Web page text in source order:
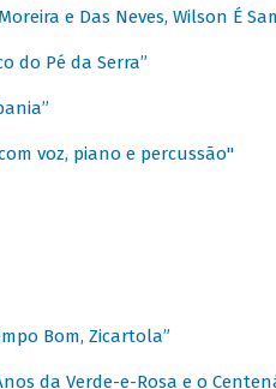
Moreira e Das Neves, Wilson É
do Pé da Serra”
voz, piano e percussão"
Bom, Zicartola”
da Verde-e-Rosa e o